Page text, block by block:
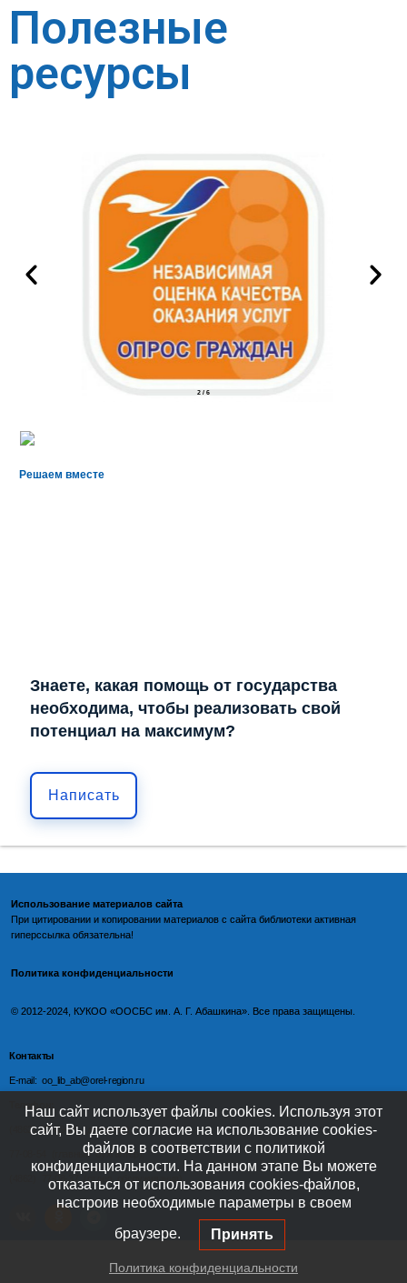
Полезные
ресурсы
2 / 6
Решаем вместе
Знаете, какая помощь от государства
необходима, чтобы реализовать свой
потенциал на максимум?
Написать
Использование материалов сайта
При цитировании и копировании материалов с сайта библиотеки активная
гиперссылка обязательна!
Политика конфиденциальности
©️ 2012-2024, КУКОО «ООСБС им. А. Г. Абашкина». Все права защищены.
Контакты
E-mail: oo_lib_ab@orel-region.ru
Телефон:
(4862) 77-09-75 (директор),
77-08-54 (главный бухгалтер),
Наш сайт использует файлы cookies. Используя этот
сайт, Вы даете согласие на использование cookies-
файлов в соответствии с политикой
конфиденциальности. На данном этапе Вы можете
отказаться от использования cookies-файлов,
настроив необходимые параметры в своем
браузере. Принять
Политика конфиденциальности